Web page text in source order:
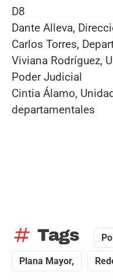
D8
Dante Alleva,
Carlos Torres,
Viviana Rodríguez,
Poder Judicial
Cintia Álamo,
departamentales
tag Tags
Plana Mayor,